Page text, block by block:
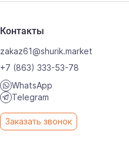
Контакты
zakaz61@shurik.market
+7 (863) 333-53-78
WhatsApp
Telegram
Заказать звонок